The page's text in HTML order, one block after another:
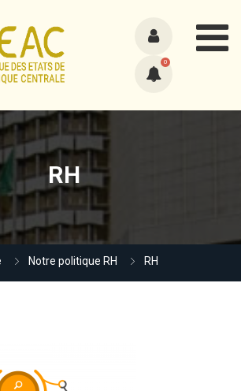
0
RH
Notre politique RH RH